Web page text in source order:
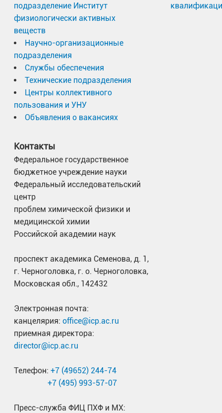
подразделение Институт
физиологически активных
веществ
Научно-организационные
подразделения
Службы обеспечения
Технические подразделения
Центры коллективного
пользования и УНУ
Объявления о вакансиях
Контакты
Федеральное государственное
бюджетное учреждение науки
Федеральный исследовательский
центр
проблем химической физики и
медицинской химии
Российской академии наук
проспект академика Семенова, д. 1,
г. Черноголовка, г. о. Черноголовка,
Московская обл., 142432
Электронная почта:
канцелярия: office@icp.ac.ru
приемная директора:
director@icp.ac.ru
Телефон: +7 (49652) 244-74
+7 (495) 993-57-07
Пресс-служба ФИЦ ПХФ и МХ: